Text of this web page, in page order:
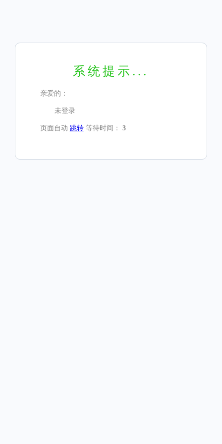
系统提示...
亲爱的：
未登录
页面自动 跳转等待时间： 3